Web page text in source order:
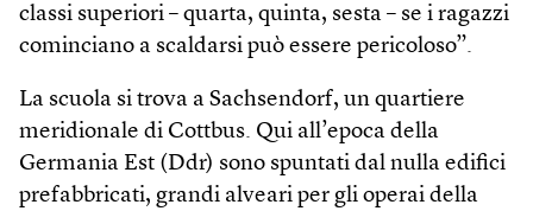
classi superiori – quarta, quinta, sesta – se i ragazzi
cominciano a scaldarsi può essere pericoloso”.
La scuola si trova a Sachsendorf, un quartiere
meridionale di Cottbus. Qui all’epoca della
Germania Est (Ddr) sono spuntati dal nulla edifici
prefabbricati, grandi alveari per gli operai della